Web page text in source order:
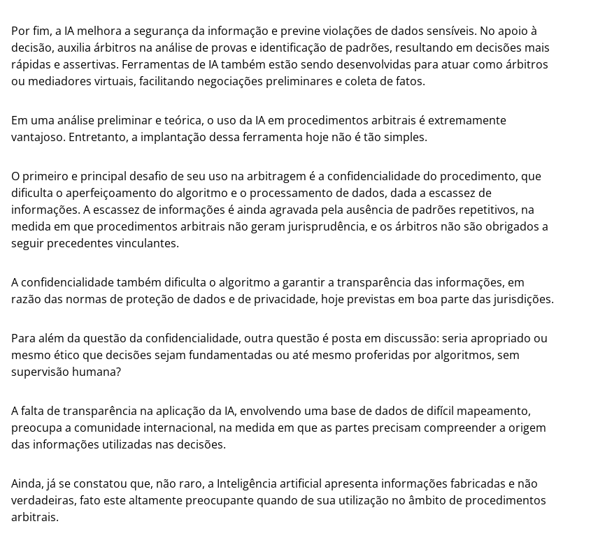
Por fim, a IA melhora a segurança da informação e previne violações de dados sensíveis. No apoio à
decisão, auxilia árbitros na análise de provas e identificação de padrões, resultando em decisões mais
rápidas e assertivas. Ferramentas de IA também estão sendo desenvolvidas para atuar como árbitros
ou mediadores virtuais, facilitando negociações preliminares e coleta de fatos.
Em uma análise preliminar e teórica, o uso da IA em procedimentos arbitrais é extremamente
vantajoso. Entretanto, a implantação dessa ferramenta hoje não é tão simples.
O primeiro e principal desafio de seu uso na arbitragem é a confidencialidade do procedimento, que
dificulta o aperfeiçoamento do algoritmo e o processamento de dados, dada a escassez de
informações. A escassez de informações é ainda agravada pela ausência de padrões repetitivos, na
medida em que procedimentos arbitrais não geram jurisprudência, e os árbitros não são obrigados a
seguir precedentes vinculantes.
A confidencialidade também dificulta o algoritmo a garantir a transparência das informações, em
razão das normas de proteção de dados e de privacidade, hoje previstas em boa parte das jurisdições.
Para além da questão da confidencialidade, outra questão é posta em discussão: seria apropriado ou
mesmo ético que decisões sejam fundamentadas ou até mesmo proferidas por algoritmos, sem
supervisão humana?
A falta de transparência na aplicação da IA, envolvendo uma base de dados de difícil mapeamento,
preocupa a comunidade internacional, na medida em que as partes precisam compreender a origem
das informações utilizadas nas decisões.
Ainda, já se constatou que, não raro, a Inteligência artificial apresenta informações fabricadas e não
verdadeiras, fato este altamente preocupante quando de sua utilização no âmbito de procedimentos
arbitrais.